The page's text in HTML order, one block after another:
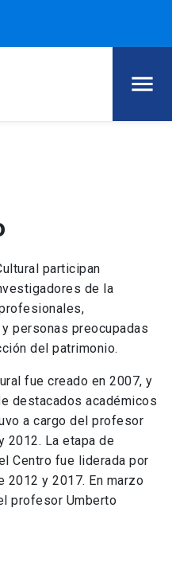
participan
de la
personas preocupadas
del patrimonio.
fue creado en 2007, y
destacados académicos
a cargo del profesor
2012. La etapa de
Centro fue liderada por
y 2017. En marzo
profesor Umberto